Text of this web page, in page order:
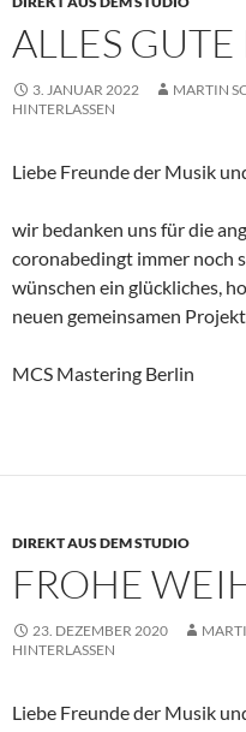
ALLES
3. JANUAR 2022 MARTIN
HINTERLASSEN
Liebe Freunde der Musik
wir bedanken uns für die
coronabedingt immer noch
wünschen ein glückliches,
neuen gemeinsamen
MCS Mastering Berlin
DIREKT AUS DEM STUDIO
FROHE
23. DEZEMBER 2020
HINTERLASSEN
Liebe Freunde der Musik